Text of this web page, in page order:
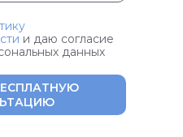
и даю согласие
данных